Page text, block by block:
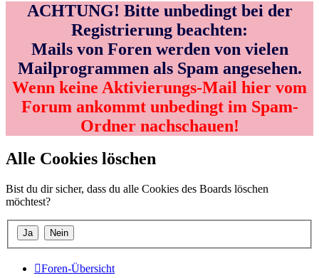
ACHTUNG! Bitte unbedingt bei der
Registrierung beachten:
Mails von Foren werden von vielen
Mailprogrammen als Spam angesehen.
Wenn keine Aktivierungs-Mail hier vom
Forum ankommt unbedingt im Spam-
Ordner nachschauen!
Alle Cookies löschen
Bist du dir sicher, dass du alle Cookies des Boards löschen
möchtest?
Foren-Übersicht